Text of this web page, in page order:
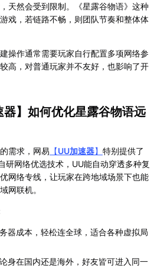
天然会受到限制。《星露谷物语》这种
戏，若链路不畅，则团队节奏和整体体
操作通常需要玩家自行配置多项网络参
高，对普通玩家并不友好，也影响了开
器】如何优化星露谷物语远
需求，网易 【UU加速器】 特别提供了
研网络优选技术，UU能自动穿透多种复
网络专线，让玩家在跨地域场景下也能
网联机。
器成本，轻松连全球，适合各种虚拟局
论身在国内还是海外，好友皆可进入同一